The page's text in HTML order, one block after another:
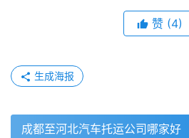
赞 (4)
生成海报
成都至河北汽车托运公司哪家好